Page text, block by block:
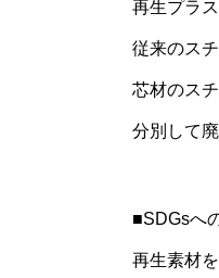
再生プラ
従来のス
芯材のス
分別して
■SDGsへ
再生素材